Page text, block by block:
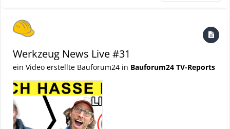
Werkzeug News Live #31
ein Video erstellte Bauforum24 in Bauforum24 TV-Reports